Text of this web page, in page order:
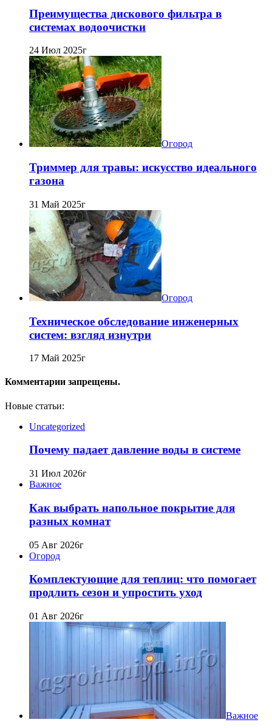
Преимущества дискового фильтра в
системах водоочистки
24 Июл 2025г
Огород
Триммер для травы: искусство идеального
газона
31 Май 2025г
Огород
Техническое обследование инженерных
систем: взгляд изнутри
17 Май 2025г
Комментарии запрещены.
Новые статьи:
Uncategorized
Почему падает давление воды в системе
31 Июл 2026г
Важное
Как выбрать напольное покрытие для
разных комнат
05 Авг 2026г
Огород
Комплектующие для теплиц: что помогает
продлить сезон и упростить уход
01 Авг 2026г
Важное